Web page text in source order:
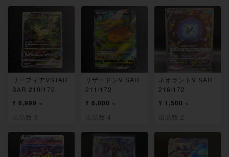
リーフィアVSTAR
SAR 210/172
¥ 6,999 ~
出品数 6
リザードンV SAR
211/172
¥ 6,000 ~
出品数 4
ネオラントV SAR
216/172
¥ 1,500 ~
出品数 2